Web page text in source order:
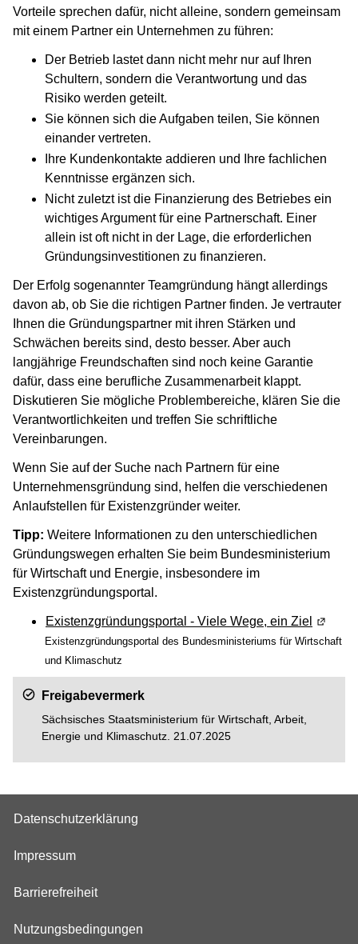
Vorteile sprechen dafür, nicht alleine, sondern gemeinsam
mit einem Partner ein Unternehmen zu führen:
Der Betrieb lastet dann nicht mehr nur auf Ihren
Schultern, sondern die Verantwortung und das
Risiko werden geteilt.
Sie können sich die Aufgaben teilen, Sie können
einander vertreten.
Ihre Kundenkontakte addieren und Ihre fachlichen
Kenntnisse ergänzen sich.
Nicht zuletzt ist die Finanzierung des Betriebes ein
wichtiges Argument für eine Partnerschaft. Einer
allein ist oft nicht in der Lage, die erforderlichen
Gründungsinvestitionen zu finanzieren.
Der Erfolg sogenannter Teamgründung hängt allerdings
davon ab, ob Sie die richtigen Partner finden. Je vertrauter
Ihnen die Gründungspartner mit ihren Stärken und
Schwächen bereits sind, desto besser. Aber auch
langjährige Freundschaften sind noch keine Garantie
dafür, dass eine berufliche Zusammenarbeit klappt.
Diskutieren Sie mögliche Problembereiche, klären Sie die
Verantwortlichkeiten und treffen Sie schriftliche
Vereinbarungen.
Wenn Sie auf der Suche nach Partnern für eine
Unternehmensgründung sind, helfen die verschiedenen
Anlaufstellen für Existenzgründer weiter.
Tipp: Weitere Informationen zu den unterschiedlichen
Gründungswegen erhalten Sie beim Bundesministerium
für Wirtschaft und Energie, insbesondere im
Existenzgründungsportal.
Existenzgründungsportal - Viele Wege, ein Ziel (Wird
Existenzgründungsportal des Bundesministeriums für Wirtschaft
und Klimaschutz
Freigabevermerk
Sächsisches Staatsministerium für Wirtschaft, Arbeit,
Energie und Klimaschutz. 21.07.2025
Datenschutzerklärung
Impressum
Barrierefreiheit
Nutzungsbedingungen